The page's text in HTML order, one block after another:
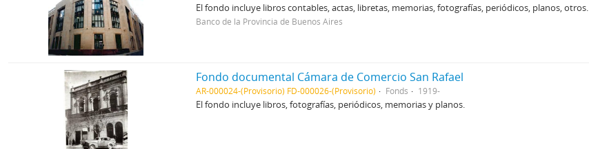
El fondo incluye libros contables, actas, libretas, memorias, fotografías, periódicos, planos, otros.
Banco de la Provincia de Buenos Aires
Fondo documental Cámara de Comercio San Rafael
AR-000024-(Provisorio) FD-000026-(Provisorio) Fonds 1919-
El fondo incluye libros, fotografías, periódicos, memorias y planos.